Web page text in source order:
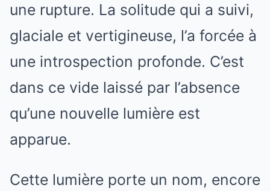
une rupture. La solitude qui a suivi,
glaciale et vertigineuse, l’a forcée à
une introspection profonde. C’est
dans ce vide laissé par l’absence
qu’une nouvelle lumière est
apparue.
Cette lumière porte un nom, encore